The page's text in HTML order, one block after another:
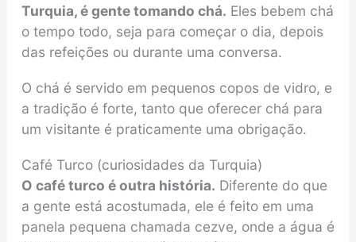
Turquia, é gente tomando chá. Eles bebem chá
o tempo todo, seja para começar o dia, depois
das refeições ou durante uma conversa.
O chá é servido em pequenos copos de vidro, e
a tradição é forte, tanto que oferecer chá para
um visitante é praticamente uma obrigação.
Café Turco (curiosidades da Turquia)
O café turco é outra história. Diferente do que
a gente está acostumada, ele é feito em uma
panela pequena chamada cezve, onde a água é